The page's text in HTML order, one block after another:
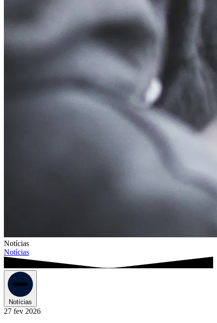
Notícias
Notícias
Notícias
27 fev 2026